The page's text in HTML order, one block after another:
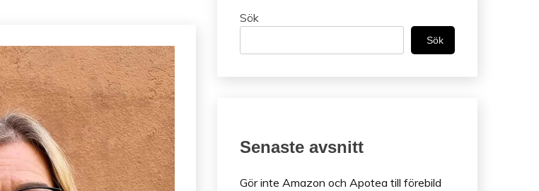
Sök
Sök
Senaste avsnitt
Gör inte Amazon och Apotea till förebild